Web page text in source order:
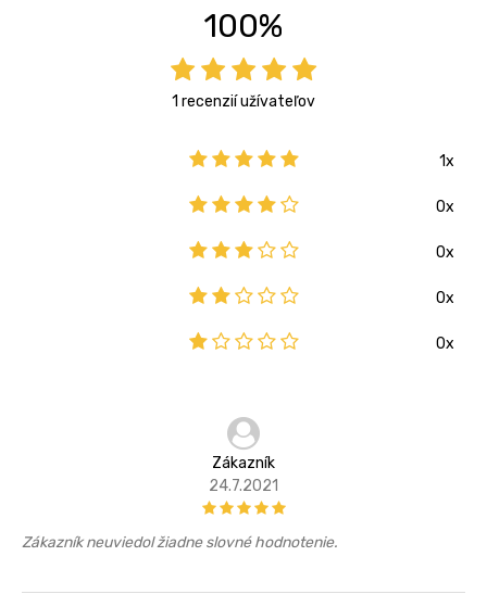
100%
1 recenzií užívateľov
1x
0x
0x
0x
0x
Zákazník
24.7.2021
Zákazník neuviedol žiadne slovné hodnotenie.